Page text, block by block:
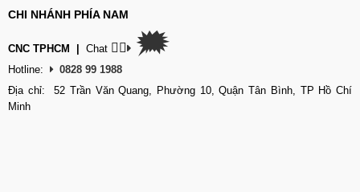
CHI NHÁNH PHÍA NAM
CNC TPHCM Chat 👉🏽 🗯
Hotline:
0828 99 1988
Địa chỉ: 52 Trần Văn Quang, Phường 10, Quận Tân Bình, TP Hồ Chí
Minh